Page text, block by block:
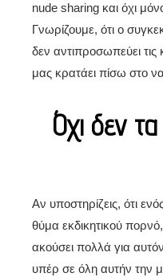
nude sharing και όχι
Γνωρίζουμε, ότι ο
δεν αντιπροσωπεύει
μας κρατάει πίσω στο
Όχι δεν
Αν υποστηρίζεις, ότι
θύμα εκδικητικού
ακούσει πολλά για
υπέρ σε όλη αυτήν την